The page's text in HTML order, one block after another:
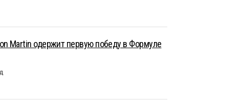
Martin одержит первую победу в Формуле